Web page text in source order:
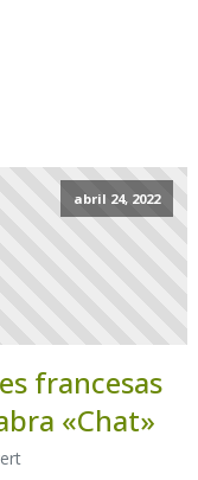
abril 24, 2022
francesas
«Chat»